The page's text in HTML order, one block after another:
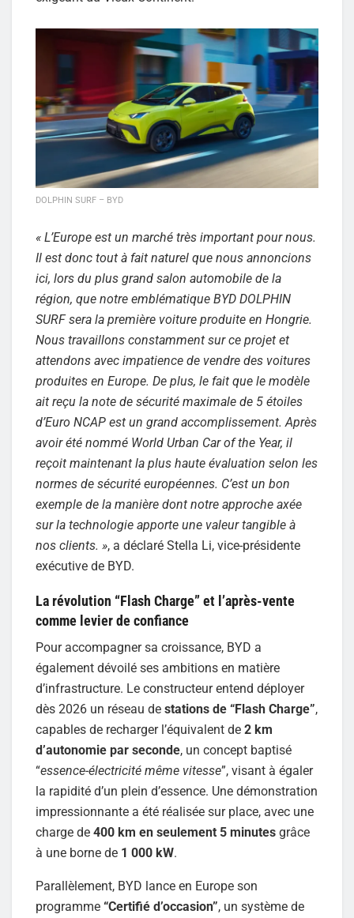
DOLPHIN SURF – BYD
« L’Europe est un marché très important pour nous.
Il est donc tout à fait naturel que nous annoncions
ici, lors du plus grand salon automobile de la
région, que notre emblématique BYD DOLPHIN
SURF sera la première voiture produite en Hongrie.
Nous travaillons constamment sur ce projet et
attendons avec impatience de vendre des voitures
produites en Europe. De plus, le fait que le modèle
ait reçu la note de sécurité maximale de 5 étoiles
d’Euro NCAP est un grand accomplissement. Après
avoir été nommé World Urban Car of the Year, il
reçoit maintenant la plus haute évaluation selon les
normes de sécurité européennes. C’est un bon
exemple de la manière dont notre approche axée
sur la technologie apporte une valeur tangible à
nos clients. », a déclaré Stella Li, vice-présidente
exécutive de BYD.
La révolution “Flash Charge” et l’après-vente
comme levier de confiance
Pour accompagner sa croissance, BYD a
également dévoilé ses ambitions en matière
d’infrastructure. Le constructeur entend déployer
dès 2026 un réseau de stations de “Flash Charge”,
capables de recharger l’équivalent de 2 km
d’autonomie par seconde, un concept baptisé
“essence-électricité même vitesse”, visant à égaler
la rapidité d’un plein d’essence. Une démonstration
impressionnante a été réalisée sur place, avec une
charge de 400 km en seulement 5 minutes grâce
à une borne de 1 000 kW.
Parallèlement, BYD lance en Europe son
programme “Certifié d’occasion”, un système de